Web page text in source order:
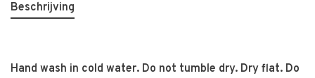
Beschrijving
Hand wash in cold water. Do not tumble dry. Dry flat. Do